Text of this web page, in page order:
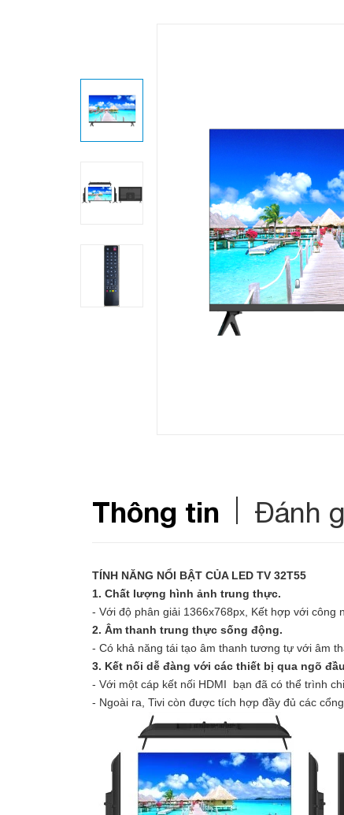
Thông tin Đánh
TÍNH NĂNG NỔI BẬT CỦA LED TV 32T55
1. Chất lượng hình ảnh trung thực.
- Với độ phân giải 1366x768px, Kết hợp với công
2. Âm thanh trung thực sống động.
- Có khả năng tái tạo âm thanh tương tự với âm
3. Kết nối dễ đàng với các thiết bị qua ngõ đầu
- Với một cáp kết nối HDMI bạn đã có thể trình
- Ngoài ra, Tivi còn được tích hợp đầy đủ các